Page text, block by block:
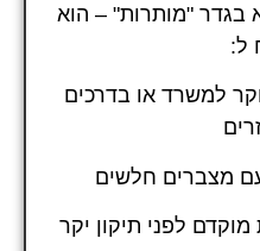
בגדר "מותרות" – הוא
ל:
למשרד או בדרכים
מצברים חלשים
מוקדם לפני תיקון יקר